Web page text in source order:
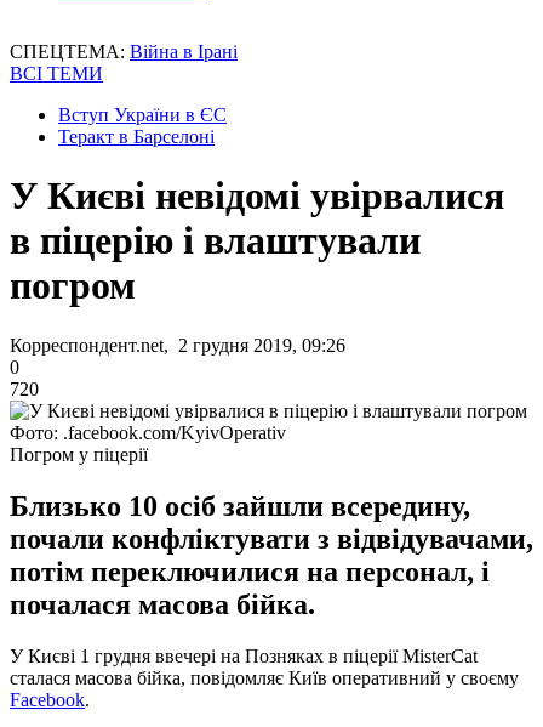
СПЕЦТЕМА: Війна в Ірані
ВСІ ТЕМИ
Вступ України в ЄС
Теракт в Барселоні
У Києві невідомі увірвалися
в піцерію і влаштували
погром
Корреспондент.net, 2 грудня 2019, 09:26
0
720
Фото: .facebook.com/KyivOperativ
Погром у піцерії
Близько 10 осіб зайшли всередину,
почали конфліктувати з відвідувачами,
потім переключилися на персонал, і
почалася масова бійка.
У Києві 1 грудня ввечері на Позняках в піцерії MisterCat
сталася масова бійка, повідомляє Київ оперативний у своєму
Facebook.